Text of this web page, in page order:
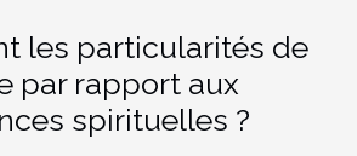
les particularités de
par rapport aux
spirituelles ?